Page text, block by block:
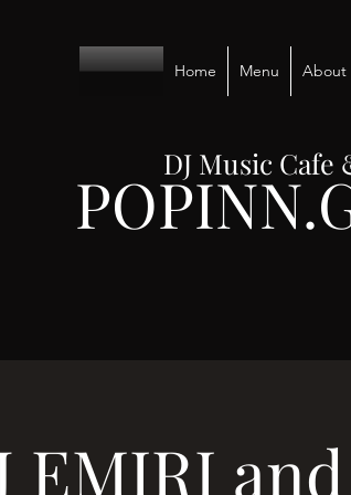
Home Menu About
DJ Music Cafe
EMIRI